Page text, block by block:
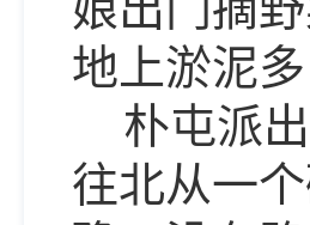
地上淤泥
朴屯派
往北从一